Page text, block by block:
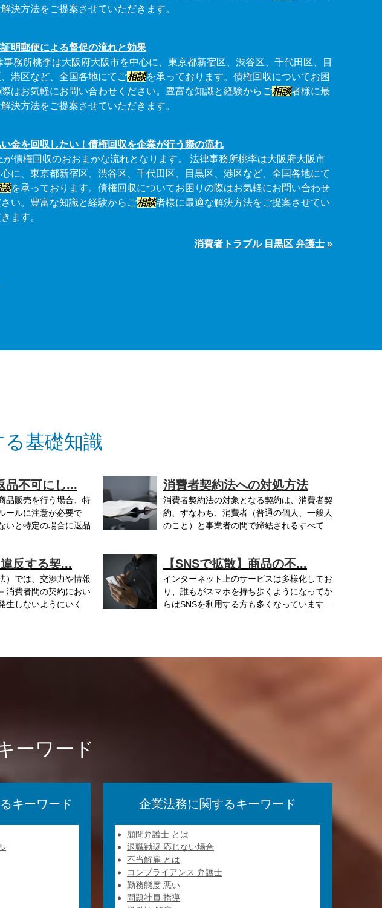
決方法をご提案させていただきます。
明郵便による督促の流れと効果
事務所桃李は大阪府大阪市を中心に、東京都新宿区、渋谷区、千代田区、目
港区など、全国各地にてご相談を承っております。債権回収についてお困
際はお気軽にお問い合わせください。豊富な知識と経験からご相談者様に最
決方法をご提案させていただきます。
金を回収したい！債権回収を企業が行う際の流れ
が債権回収のおおまかな流れとなります。 法律事務所桃李は大阪府大阪市
心に、東京都新宿区、渋谷区、千代田区、目黒区、港区など、全国各地にて
を承っております。債権回収についてお困りの際はお気軽にお問い合わせ
さい。豊富な知識と経験からご相談者様に最適な解決方法をご提案させてい
ます。
消費者トラブル 目黒区 弁護士 »
基礎知識
品不可にし...
品販売を行う場合、特
ールに注意が必要で
いと特定の場合に返品
消費者契約法への対処方法
消費者契約法の対象となる契約は、消費者契
約、すなわち、消費者（普通の個人、一般人
のこと）と事業者の間で締結されるすべて
反する契...
）では、交渉力や情報
消費者間の契約におい
生しないようにいく
【SNSで拡散】商品の不...
インターネット上のサービスは多様化してお
り、誰もがスマホを持ち歩くようになってか
らはSNSを利用する方も多くなっています...
ーワード
キーワード 企業法務に関するキーワード
顧問弁護士 とは
退職勧奨 応じない場合
不当解雇 とは
コンプライアンス 弁護士
勤務態度 悪い
問題社員 指導